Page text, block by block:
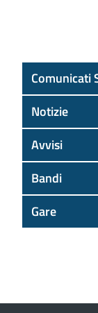
Comunicati
Notizie
Avvisi
Bandi
Gare